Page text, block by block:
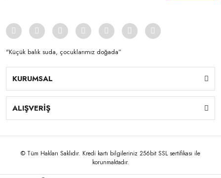
"Küçük balık suda, çocuklarımız doğada”
KURUMSAL
ALIŞVERİŞ
© Tüm Hakları Saklıdır. Kredi kartı bilgileriniz 256bit SSL sertifikası ile
korunmaktadır.